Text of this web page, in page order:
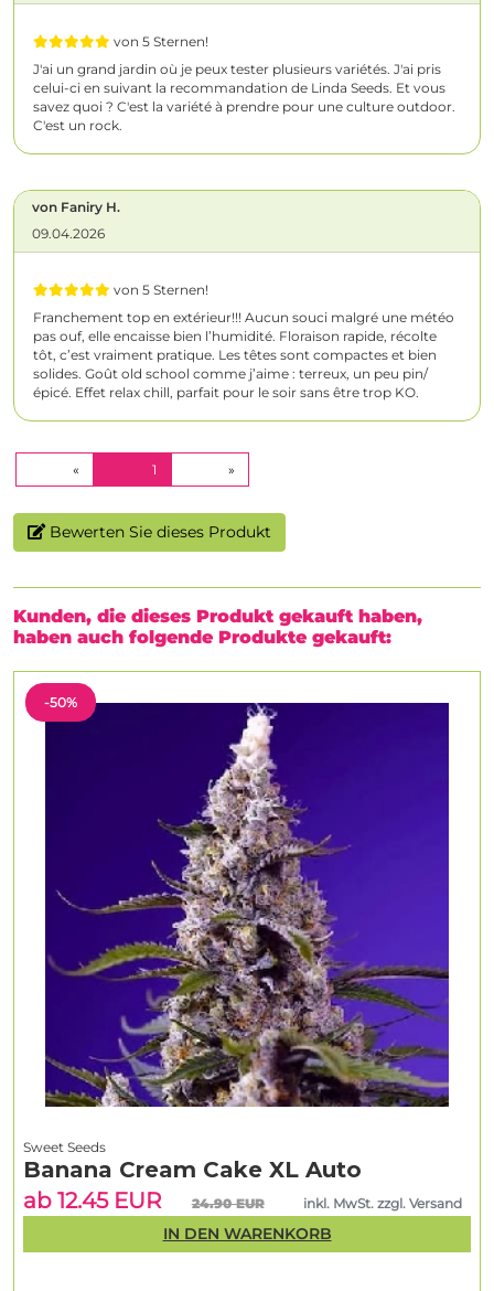
von 5 Sternen!
J'ai un grand jardin où je peux tester plusieurs variétés. J'ai pris
celui-ci en suivant la recommandation de Linda Seeds. Et vous
savez quoi ? C'est la variété à prendre pour une culture outdoor.
C'est un rock.
von Faniry H.
09.04.2026
von 5 Sternen!
Franchement top en extérieur!!! Aucun souci malgré une météo
pas ouf, elle encaisse bien l’humidité. Floraison rapide, récolte
tôt, c’est vraiment pratique. Les têtes sont compactes et bien
solides. Goût old school comme j’aime : terreux, un peu pin/
épicé. Effet relax chill, parfait pour le soir sans être trop KO.
« 1 (CURRENT)»
Bewerten Sie dieses Produkt
Kunden, die dieses Produkt gekauft haben,
haben auch folgende Produkte gekauft:
-50%
Sweet Seeds
Banana Cream Cake XL Auto
ab 12.45 EUR
24.90 EUR inkl. MwSt. zzgl. Versand
IN DEN WARENKORB